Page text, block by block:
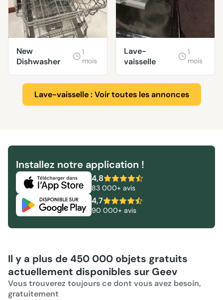
New
Dishwasher
1
mois
Lave-
vaisselle
1
mois
Lave-vaisselle : Voir toutes les annonces
Installez notre application !
4,8
83 000+ avis
4,7
90 000+ avis
Il y a plus de 450 000 objets gratuits
actuellement disponibles sur Geev
Vous trouverez toujours ce dont vous avez besoin,
gratuitement